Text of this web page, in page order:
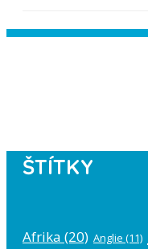
ŠTÍTKY
Afrika (20) Anglie (11)